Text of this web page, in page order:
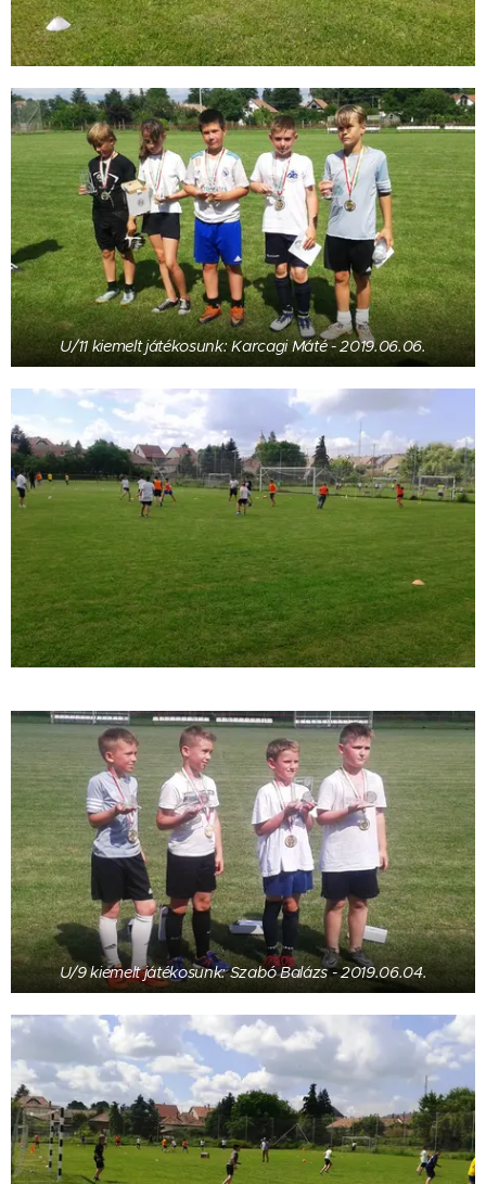
U/11 kiemelt játékosunk: Karcagi Máté - 2019.06.06.
U/9 kiemelt játékosunk: Szabó Balázs - 2019.06.04.